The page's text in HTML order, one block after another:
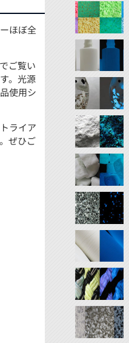
ほぼ全
ご覧い
。光源
使用シ
ライア
ぜひご